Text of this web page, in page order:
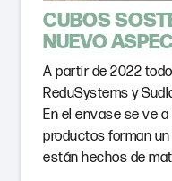
CUBOS
NUEVO
A partir de 2022
ReduSystems y
En el envase se ve
productos forman
están hechos de